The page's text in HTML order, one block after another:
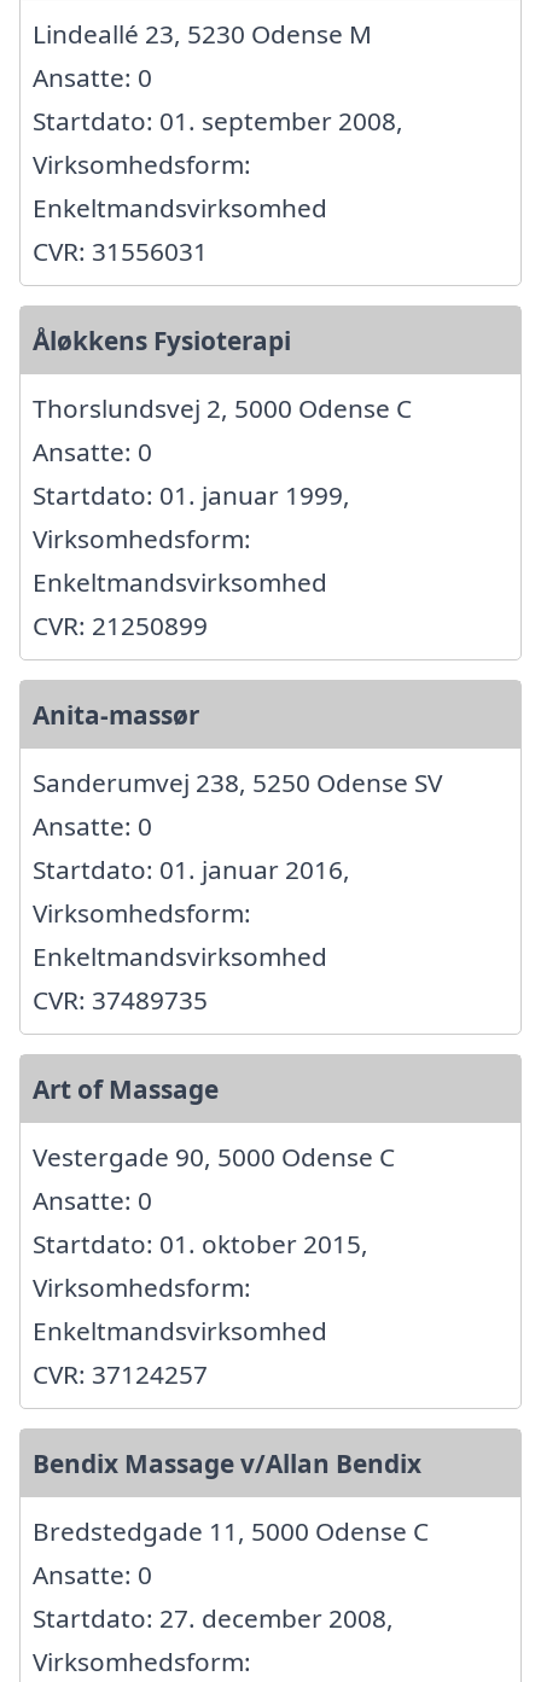
Lindeallé 23, 5230 Odense M
Ansatte: 0
Startdato: 01. september 2008,
Virksomhedsform:
Enkeltmandsvirksomhed
CVR: 31556031
Åløkkens Fysioterapi
Thorslundsvej 2, 5000 Odense C
Ansatte: 0
Startdato: 01. januar 1999,
Virksomhedsform:
Enkeltmandsvirksomhed
CVR: 21250899
Anita-massør
Sanderumvej 238, 5250 Odense SV
Ansatte: 0
Startdato: 01. januar 2016,
Virksomhedsform:
Enkeltmandsvirksomhed
CVR: 37489735
Art of Massage
Vestergade 90, 5000 Odense C
Ansatte: 0
Startdato: 01. oktober 2015,
Virksomhedsform:
Enkeltmandsvirksomhed
CVR: 37124257
Bendix Massage v/Allan Bendix
Bredstedgade 11, 5000 Odense C
Ansatte: 0
Startdato: 27. december 2008,
Virksomhedsform: